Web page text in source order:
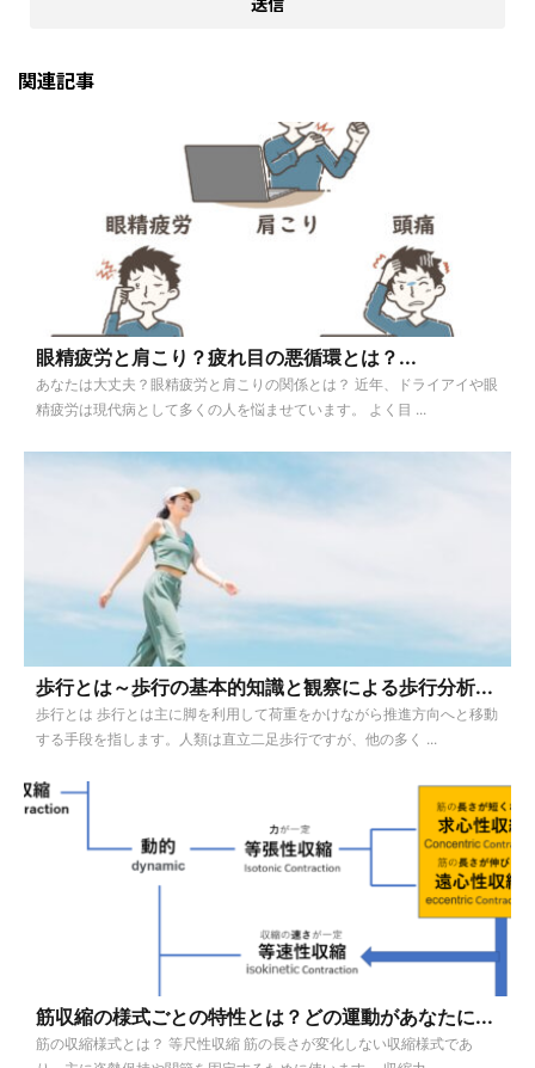
関連記事
眼精疲労と肩こり？疲れ目の悪循環とは？...
あなたは大丈夫？眼精疲労と肩こりの関係とは？ 近年、ドライアイや眼
精疲労は現代病として多くの人を悩ませています。 よく目 ...
歩行とは～歩行の基本的知識と観察による歩行分析...
歩行とは 歩行とは主に脚を利用して荷重をかけながら推進方向へと移動
する手段を指します。人類は直立二足歩行ですが、他の多く ...
筋収縮の様式ごとの特性とは？どの運動があなたに...
筋の収縮様式とは？ 等尺性収縮 筋の長さが変化しない収縮様式であ